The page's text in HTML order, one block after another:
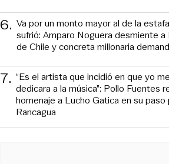
6. Va por un monto mayor al de la
sufrió: Amparo Noguera desmiente a
de Chile y concreta millonaria
7. “Es el artista que incidió en que yo me
dedicara a la música”: Pollo Fuentes
homenaje a Lucho Gatica en su paso
Rancagua